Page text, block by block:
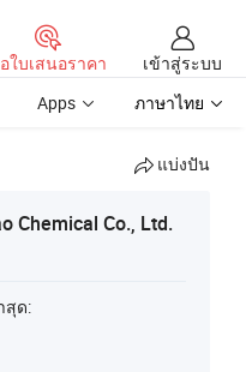
ใบเสนอราคา
เข้าสู่ระบบ
Apps ภาษาไทย
แบ่งปัน
Chemical Co., Ltd.
สุด: